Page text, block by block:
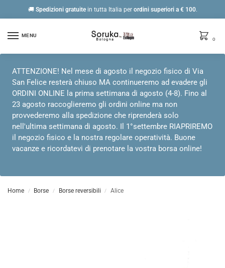
🚚 Spedizioni gratuitein tutta Italia per ordini superiori a € 100.
MENU
0
ATTENZIONE! Nel mese di agosto il negozio fisico di Via
San Felice resterà chiuso MA continueremo ad evadere gli
ORDINI ONLINE la prima settimana di agosto (4-8). Fino al
23 agosto raccoglieremo gli ordini online ma non
provvederemo alla spedizione che riprenderà solo
nell'ultima settimana di agosto. Il 1°settembre RIAPRIREMO
il negozio fisico e la nostra regolare operatività. Buone
vacanze e ricordatevi di prenotare la vostra borsa online!
Home / Borse / Borse reversibili / Alice